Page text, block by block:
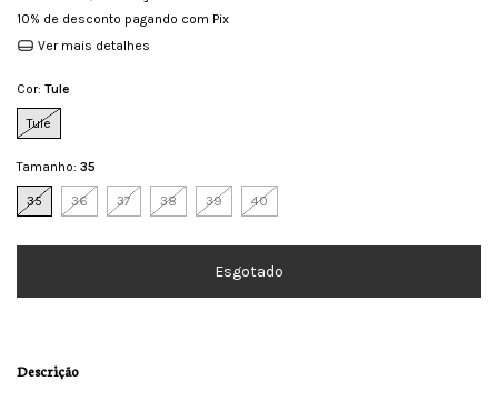
10% de desconto pagando com Pix
Ver mais detalhes
Cor: Tule
Tule
Tamanho: 35
35 36 37 38 39 40
Descrição